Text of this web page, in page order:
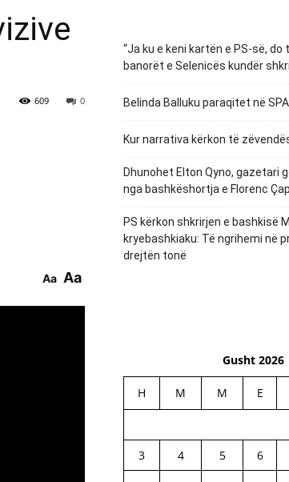
0
609
Aa Aa
“Ja ku e keni kartën e PS-së, do
banorët e Selenicës kundër
Belinda Balluku paraqitet në
Kur narrativa kërkon të
Dhunohet Elton Qyno, gazetari
nga bashkëshortja e Florenc
PS kërkon shkrirjen e bashkisë
kryebashkiaku: Të ngrihemi në
drejtën tonë
Gusht 2026
H M M E
3
4 5 6